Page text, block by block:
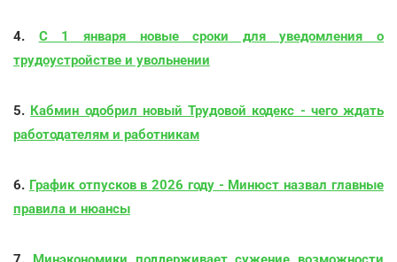
4. С 1 января новые сроки для уведомления о
трудоустройстве и увольнении
5. Кабмин одобрил новый Трудовой кодекс - чего ждать
работодателям и работникам
6. График отпусков в 2026 году - Минюст назвал главные
правила и нюансы